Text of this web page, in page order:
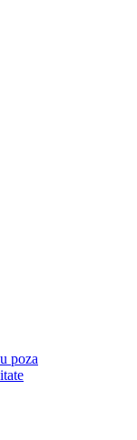
poza